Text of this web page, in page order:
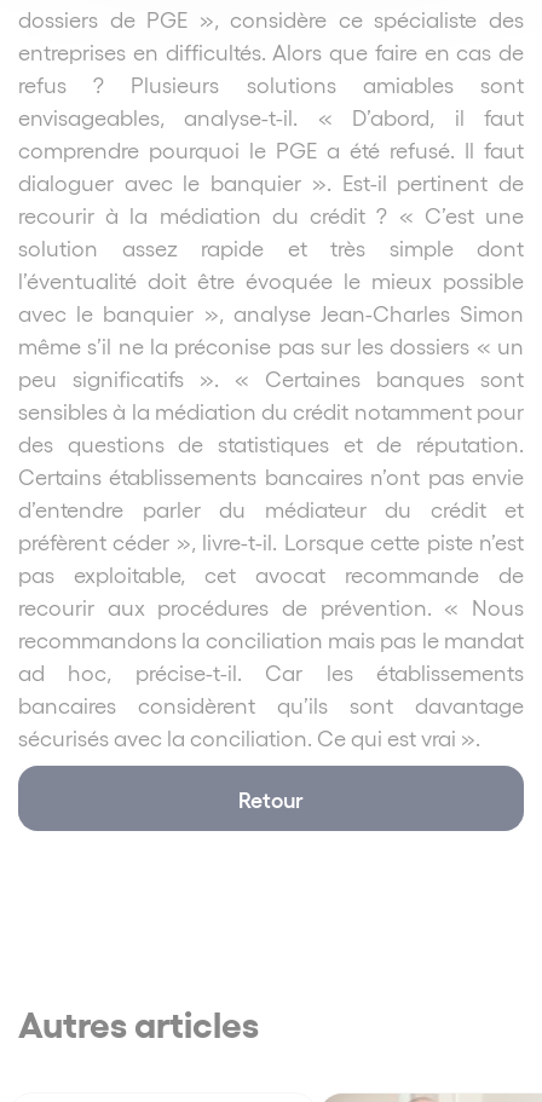
dossiers de PGE », considère ce spécialiste des
entreprises en difficultés. Alors que faire en cas de
refus ? Plusieurs solutions amiables sont
envisageables, analyse-t-il. « D’abord, il faut
comprendre pourquoi le PGE a été refusé. Il faut
dialoguer avec le banquier ». Est-il pertinent de
recourir à la médiation du crédit ? « C’est une
solution assez rapide et très simple dont
l’éventualité doit être évoquée le mieux possible
avec le banquier », analyse Jean-Charles Simon
même s’il ne la préconise pas sur les dossiers « un
peu significatifs ». « Certaines banques sont
sensibles à la médiation du crédit notamment pour
des questions de statistiques et de réputation.
Certains établissements bancaires n’ont pas envie
d’entendre parler du médiateur du crédit et
préfèrent céder », livre-t-il. Lorsque cette piste n’est
pas exploitable, cet avocat recommande de
recourir aux procédures de prévention. « Nous
recommandons la conciliation mais pas le mandat
ad hoc, précise-t-il. Car les établissements
bancaires considèrent qu’ils sont davantage
sécurisés avec la conciliation. Ce qui est vrai ».
Retour
Autres articles